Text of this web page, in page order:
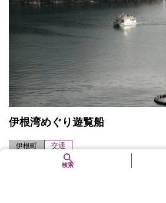
伊根湾めぐり遊覧船
伊根町 交通
伊根湾を取り囲んで並ぶ舟屋の風情ある
検索